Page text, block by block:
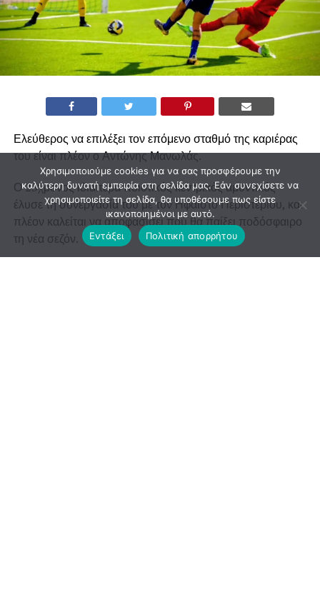
Ελεύθερος να επιλέξει τον επόμενο σταθμό της καριέρας
του είναι πλέον ο Αντώνης Μανωλάς.
Ο 23χρονος ιδιαίτερα ποιοτικός κεντρικός αμυντικός
έλυσε τη συνεργασία του με τον Ηφαιστο Περιστερίου, και
πλέον καλείται να αποφασίσει πού θα παίξει ποδόσφαιρο
τη νέα σεζόν.
Χρησιμοποιούμε cookies για να σας προσφέρουμε την
καλύτερη δυνατή εμπειρία στη σελίδα μας. Εάν συνεχίσετε να
χρησιμοποιείτε τη σελίδα, θα υποθέσουμε πως είστε
ικανοποιημένοι με αυτό.
Εντάξει
Πολιτική απορρήτου